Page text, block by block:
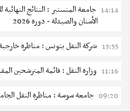
سيزيام 2026 - قائمة الناجحين الأوائل
14:14 جامعة المنستير : النتائج
الأسنان والصيدلة - دورة 2026
13:55 شركة النقل بتونس : مناظرة خارجية
11:16 وزارة النقل : قائمة المترشحين
09:20 جامعة سوسة : مناظرة النقل الجامعية